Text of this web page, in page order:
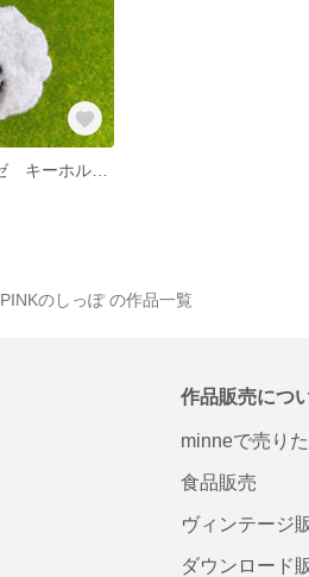
PINKのしっぽ の作品一覧
作品販売につ
minneで売り
食品販売
ヴィンテージ
ダウンロード